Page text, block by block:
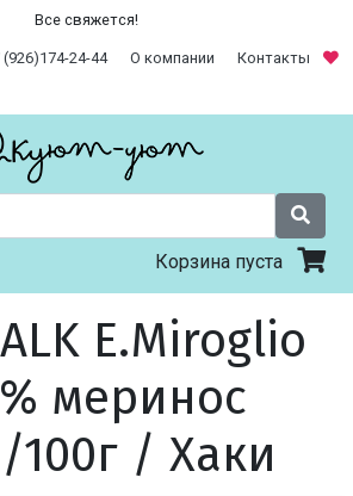
Все свяжется!
(926)174-24-44 О компании
Контакты
Корзина пуста
E.Miroglio
меринос
100г / Хаки